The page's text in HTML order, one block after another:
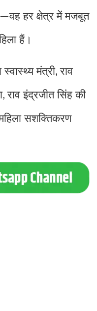
—वह हर क्षेत्र में मजबूत
हैं।
स्वास्थ्य मंत्री,राव
,राव इंद्रजीत सिंह की
सशक्तिकरण